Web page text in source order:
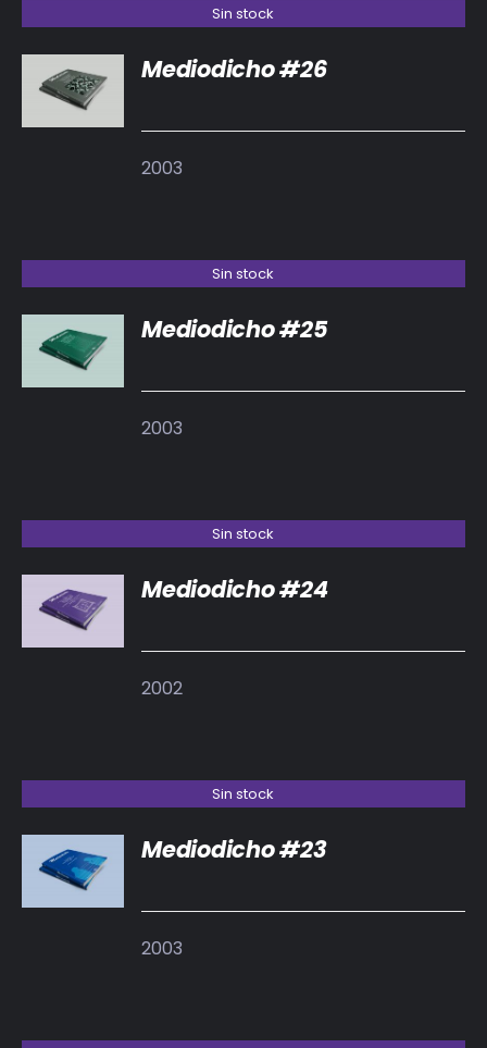
Sin stock
DETALLES
Mediodicho #26
2003
Sin stock
DETALLES
Mediodicho #25
2003
Sin stock
DETALLES
Mediodicho #24
2002
Sin stock
DETALLES
Mediodicho #23
2003